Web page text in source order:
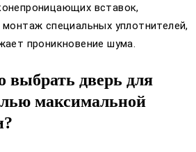
вставок,
специальных уплотнителей,
проникновение шума.
выбрать дверь для
максимальной